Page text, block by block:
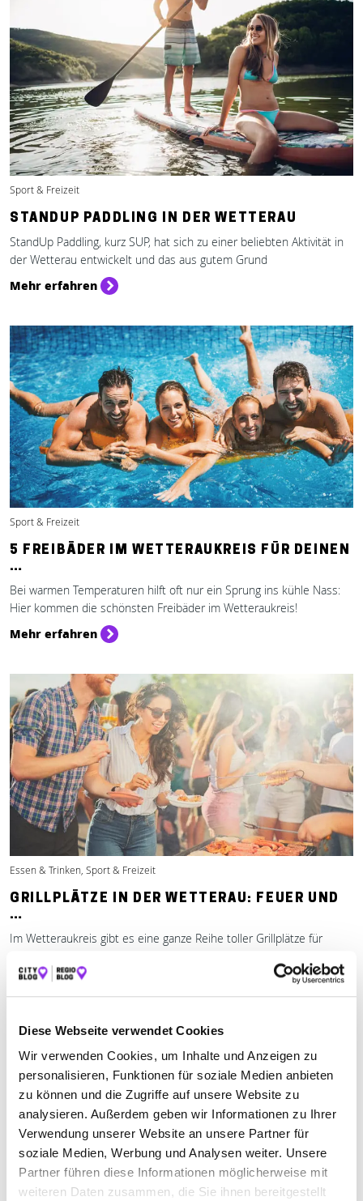
Diese Webseite verwendet Cookies
Wir verwenden Cookies, um Inhalte und Anzeigen zu
personalisieren, Funktionen für soziale Medien anbieten
zu können und die Zugriffe auf unsere Website zu
analysieren. Außerdem geben wir Informationen zu Ihrer
Verwendung unserer Website an unsere Partner für
soziale Medien, Werbung und Analysen weiter. Unsere
Partner führen diese Informationen möglicherweise mit
weiteren Daten zusammen, die Sie ihnen bereitgestellt
Sport & Freizeit
STANDUP PADDLING IN DER WETTERAU
StandUp Paddling, kurz SUP, hat sich zu einer beliebten Aktivität in
der Wetterau entwickelt und das aus gutem Grund
Mehr erfahren
Sport & Freizeit
5 FREIBÄDER IM WETTERAUKREIS FÜR DEINEN
…
Bei warmen Temperaturen hilft oft nur ein Sprung ins kühle Nass:
Hier kommen die schönsten Freibäder im Wetteraukreis!
Mehr erfahren
Essen & Trinken, Sport & Freizeit
GRILLPLÄTZE IN DER WETTERAU: FEUER UND
…
Im Wetteraukreis gibt es eine ganze Reihe toller Grillplätze für
ausgelassene Feier mit Freunden
Mehr erfahren